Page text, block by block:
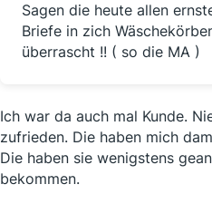
Sagen die heute allen
Briefe in zich
überrascht !! ( so die MA )
Ich war da auch mal Kunde.
zufrieden. Die haben mich
Die haben sie wenigstens
bekommen.